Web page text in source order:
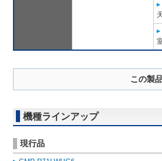
この製
機種ラインアップ
現行品